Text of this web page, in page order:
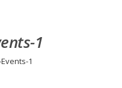
1
1